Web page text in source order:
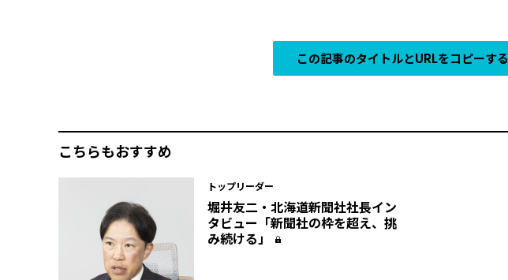
この記事のタイトルとURLをコピーする
こちらもおすすめ
トップリーダー
堀井友二・北海道新聞社社長イン
タビュー「新聞社の枠を超え、挑
み続ける」